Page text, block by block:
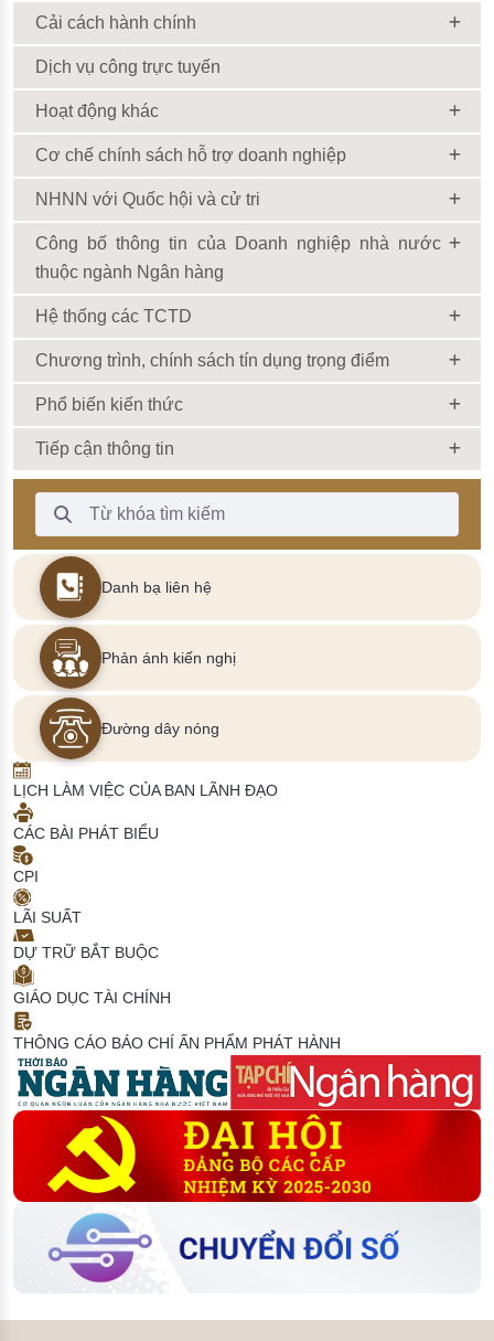
Cải cách hành chính
Dịch vụ công trực tuyến
Hoạt động khác
Cơ chế chính sách hỗ trợ doanh nghiệp
NHNN với Quốc hội và cử tri
Công bố thông tin của Doanh nghiệp nhà nước
thuộc ngành Ngân hàng
Hệ thống các TCTD
Chương trình, chính sách tín dụng trọng điểm
Phổ biến kiến thức
Tiếp cận thông tin
Thanh Tìm kiếm
Danh bạ liên hệ
Phản ánh kiến nghị
Đường dây nóng
LỊCH LÀM VIỆC CỦA BAN LÃNH ĐẠO
CÁC BÀI PHÁT BIỂU
CPI
LÃI SUẤT
DỰ TRỮ BẮT BUỘC
GIÁO DỤC TÀI CHÍNH
THÔNG CÁO BÁO CHÍ ẤN PHẨM PHÁT HÀNH